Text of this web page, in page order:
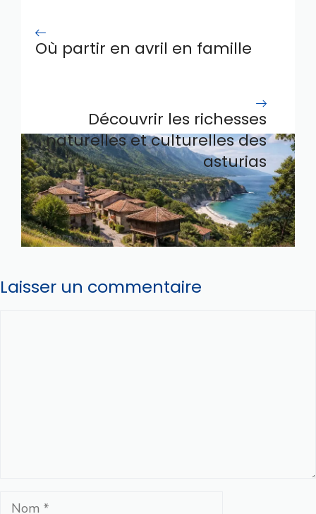
Où partir en avril en famille
Découvrir les richesses
naturelles et culturelles des
asturias
Laisser un commentaire
Nom